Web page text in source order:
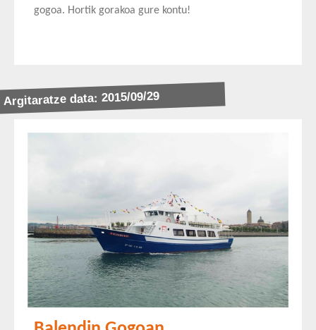
gogoa. Hortik gorakoa gure kontu!
Argitaratze data: 2015/09/29